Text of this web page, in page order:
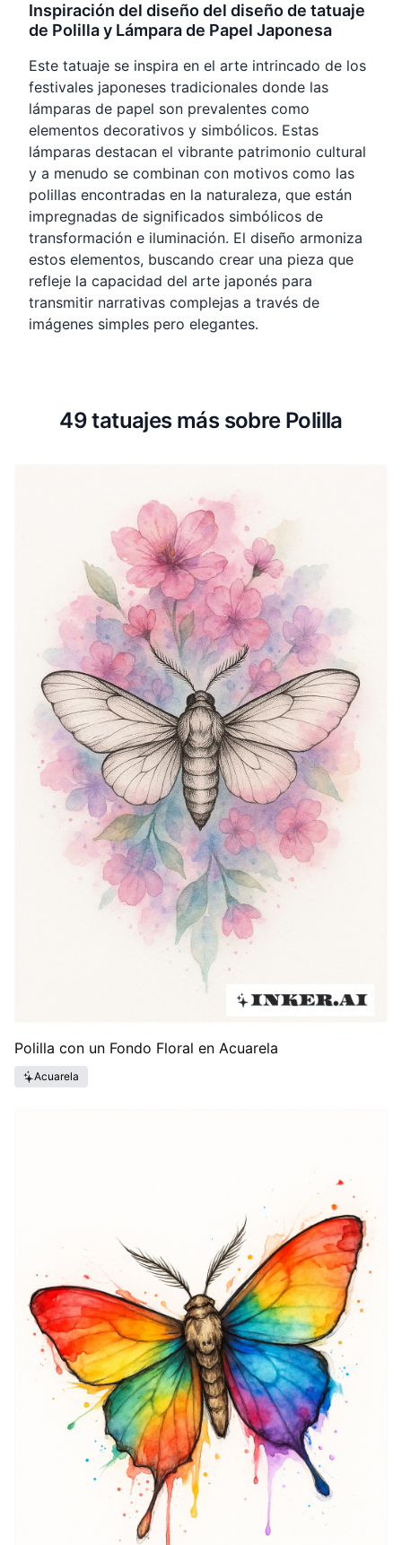
Inspiración del diseño del diseño de tatuaje
de Polilla y Lámpara de Papel Japonesa
Este tatuaje se inspira en el arte intrincado de los
festivales japoneses tradicionales donde las
lámparas de papel son prevalentes como
elementos decorativos y simbólicos. Estas
lámparas destacan el vibrante patrimonio cultural
y a menudo se combinan con motivos como las
polillas encontradas en la naturaleza, que están
impregnadas de significados simbólicos de
transformación e iluminación. El diseño armoniza
estos elementos, buscando crear una pieza que
refleje la capacidad del arte japonés para
transmitir narrativas complejas a través de
imágenes simples pero elegantes.
49 tatuajes más sobre Polilla
Polilla con un Fondo Floral en Acuarela
Acuarela